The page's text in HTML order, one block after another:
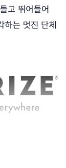
고 뛰어들어
하는 멋진 단체